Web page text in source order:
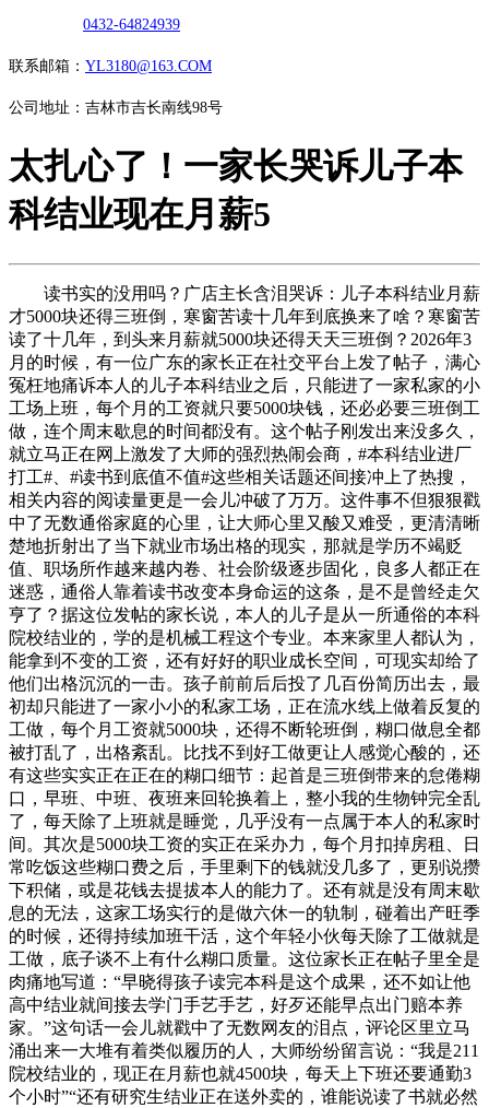
0432-64824939
联系邮箱： YL3180@163.COM
公司地址：吉林市吉长南线98号
太扎心了！一家长哭诉儿子本
科结业现在月薪5
读书实的没用吗？广店主长含泪哭诉：儿子本科结业月薪
才5000块还得三班倒，寒窗苦读十几年到底换来了啥？寒窗苦
读了十几年，到头来月薪就5000块还得天天三班倒？2026年3
月的时候，有一位广东的家长正在社交平台上发了帖子，满心
冤枉地痛诉本人的儿子本科结业之后，只能进了一家私家的小
工场上班，每个月的工资就只要5000块钱，还必必要三班倒工
做，连个周末歇息的时间都没有。这个帖子刚发出来没多久，
就立马正在网上激发了大师的强烈热闹会商，#本科结业进厂
打工#、#读书到底值不值#这些相关话题还间接冲上了热搜，
相关内容的阅读量更是一会儿冲破了万万。这件事不但狠狠戳
中了无数通俗家庭的心里，让大师心里又酸又难受，更清清晰
楚地折射出了当下就业市场出格的现实，那就是学历不竭贬
值、职场所作越来越内卷、社会阶级逐步固化，良多人都正在
迷惑，通俗人靠着读书改变本身命运的这条，是不是曾经走欠
亨了？据这位发帖的家长说，本人的儿子是从一所通俗的本科
院校结业的，学的是机械工程这个专业。本来家里人都认为，
能拿到不变的工资，还有好好的职业成长空间，可现实却给了
他们出格沉沉的一击。孩子前前后后投了几百份简历出去，最
初却只能进了一家小小的私家工场，正在流水线上做着反复的
工做，每个月工资就5000块，还得不断轮班倒，糊口做息全都
被打乱了，出格紊乱。比找不到好工做更让人感觉心酸的，还
有这些实实正在正在的糊口细节：起首是三班倒带来的怠倦糊
口，早班、中班、夜班来回轮换着上，整小我的生物钟完全乱
了，每天除了上班就是睡觉，几乎没有一点属于本人的私家时
间。其次是5000块工资的实正在采办力，每个月扣掉房租、日
常吃饭这些糊口费之后，手里剩下的钱就没几多了，更别说攒
下积储，或是花钱去提拔本人的能力了。还有就是没有周末歇
息的无法，这家工场实行的是做六休一的轨制，碰着出产旺季
的时候，还得持续加班干活，这个年轻小伙每天除了工做就是
工做，底子谈不上有什么糊口质量。这位家长正在帖子里全是
肉痛地写道：“早晓得孩子读完本科是这个成果，还不如让他
高中结业就间接去学门手艺手艺，好歹还能早点出门赔本养
家。”这句话一会儿就戳中了无数网友的泪点，评论区里立马
涌出来一大堆有着类似履历的人，大师纷纷留言说：“我是211
院校结业的，现正在月薪也就4500块，每天上下班还要通勤3
个小时”“还有研究生结业正在送外卖的，谁能说读了书就必然